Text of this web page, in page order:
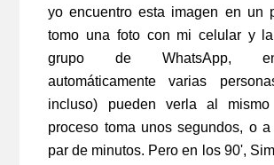
yo encuentro esta imagen en un
tomo una foto con mi celular y
grupo de WhatsApp,
automáticamente varias
incluso) pueden verla al mismo
proceso toma unos segundos, o
par de minutos. Pero en los 90',